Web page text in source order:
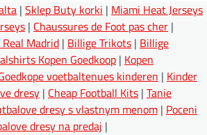
| Sklep Buty korki | Miami Heat Jerseys
| Chaussures de Foot pas cher |
Madrid | Billige Trikots | Billige
Kopen Goedkoop | Kopen
voetbaltenues kinderen | Kinder
dresy | Cheap Football Kits | Tanie
dresy s vlastnym menom | Poceni
dresy na predaj |